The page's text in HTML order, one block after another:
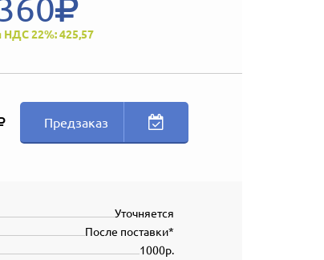
22%: 425,57
Предзаказ
Уточняется
После поставки*
1000р.